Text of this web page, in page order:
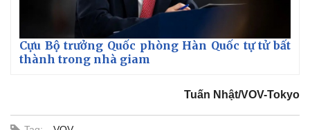
Cựu Bộ trưởng Quốc phòng Hàn Quốc tự tử bất
thành trong nhà giam
Tuấn Nhật/VOV-Tokyo